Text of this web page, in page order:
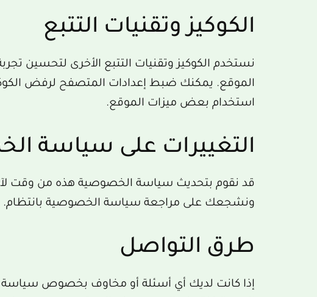
الكوكيز وتقنيات التتبع
نستخدم الكوكيز وتقنيات التتبع الأخرى لتحسين
الموقع. يمكنك ضبط إعدادات المتصفح لرفض
استخدام بعض ميزات الموقع.
التغييرات على سياسة
قد نقوم بتحديث سياسة الخصوصية هذه من وقت
ونشجعك على مراجعة سياسة الخصوصية بانتظام.
طرق التواصل
إذا كانت لديك أي أسئلة أو مخاوف بخصوص سياسة